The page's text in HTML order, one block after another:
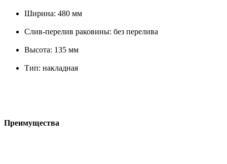
Ширина: 480 мм
Слив-перелив раковины: без перелива
Высота: 135 мм
Тип: накладная
Преимущества